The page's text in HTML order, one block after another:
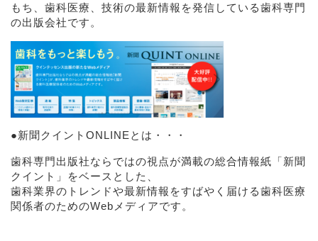
もち、歯科医療、技術の最新情報を発信している歯科専門
の出版会社です。
●新聞クイントONLINEとは・・・
歯科専門出版社ならではの視点が満載の総合情報紙「新聞
クイント」をベースとした、
歯科業界のトレンドや最新情報をすばやく届ける歯科医療
関係者のためのWebメディアです。